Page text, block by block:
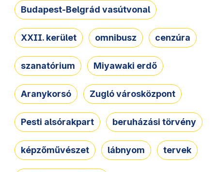
Budapest-Belgrád vasútvonal
XXII. kerület omnibusz cenzúra
szanatórium Miyawaki erdő
Aranykorsó Zugló városközpont
Pesti alsórakpart beruházási törvény
képzőművészet lábnyom tervek